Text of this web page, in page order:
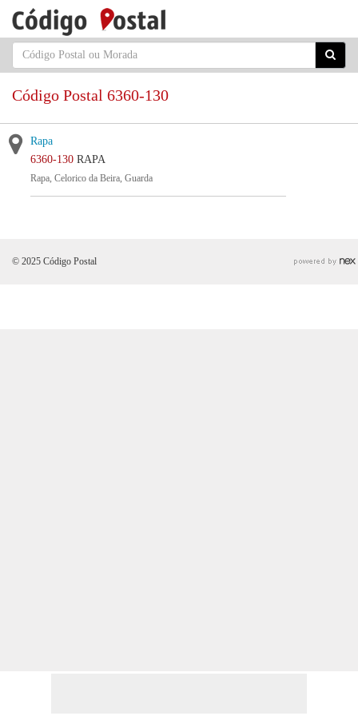
Código Postal 6360-130
Rapa
6360-130 RAPA
Rapa, Celorico da Beira, Guarda
© 2025 Código Postal